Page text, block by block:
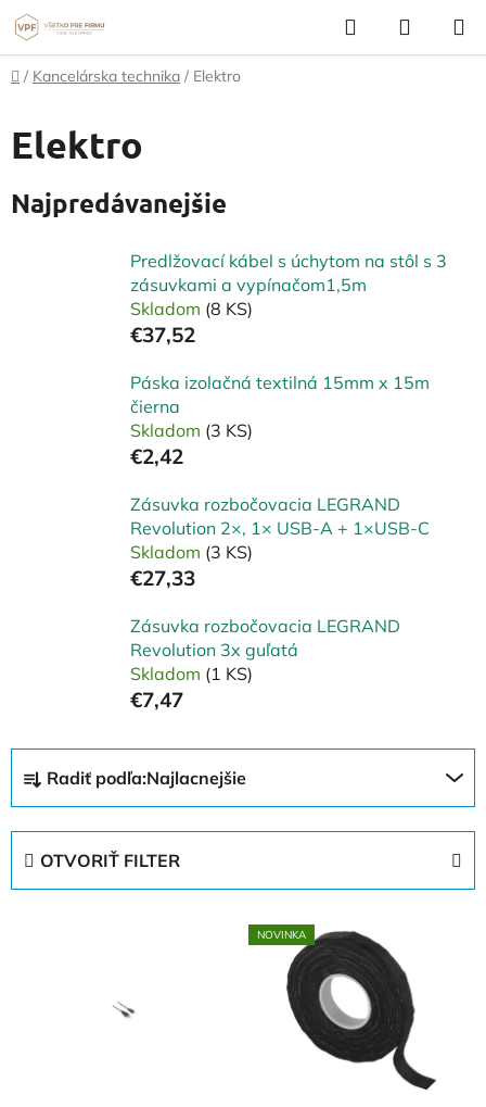
Prejsť
na
obsah
Hľadať
KOŠÍK
Domov
/ Kancelárska technika / Elektro
Elektro
Najpredávanejšie
Predlžovací kábel s úchytom na stôl s 3
zásuvkami a vypínačom1,5m
Skladom (8 KS)
€37,52
Páska izolačná textilná 15mm x 15m
čierna
Skladom (3 KS)
€2,42
Zásuvka rozbočovacia LEGRAND
Revolution 2×, 1× USB-A + 1×USB-C
Skladom (3 KS)
€27,33
Zásuvka rozbočovacia LEGRAND
Revolution 3x guľatá
Skladom (1 KS)
€7,47
d
Radiť podľa:Najlacnejšie
OTVORIŤ FILTER
NOVINKA